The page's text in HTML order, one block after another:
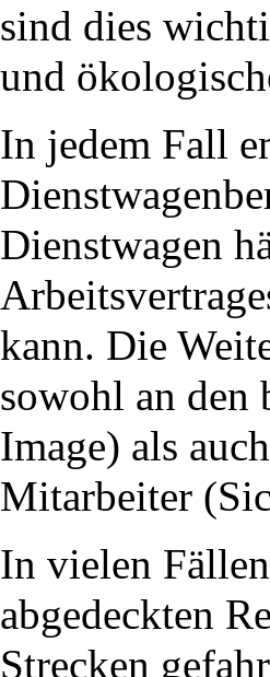
sind dies
und
In jedem Fall
Dienstwagen
kann. Die
sowohl an den
Image) als
Mitarbeiter
In vielen
abgedeckten
Strecken